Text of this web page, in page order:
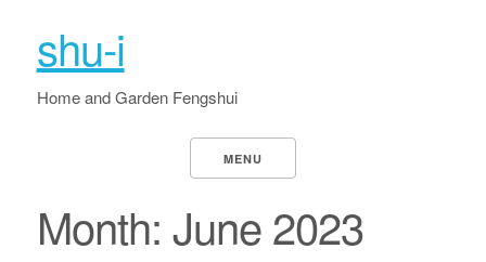
shu-i
Home and Garden Fengshui
MENU
Month: June 2023